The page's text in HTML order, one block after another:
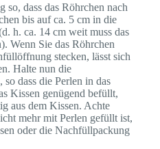
dass das Röhrchen nach
bis auf ca. 5 cm in die
h. ca. 14 cm weit muss das
Wenn Sie das Röhrchen
stecken, lässt sich
Halte nun die
dass die Perlen in das
Kissen genügend befüllt,
aus dem Kissen. Achte
mehr mit Perlen gefüllt ist,
oder die Nachfüllpackung